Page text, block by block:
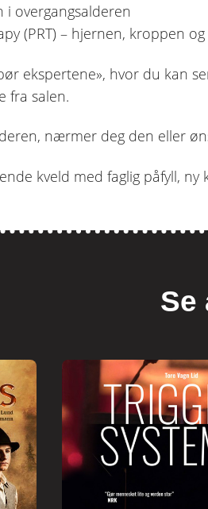
i overgangsalderen
(PRT) – hjernen, kroppen
ekspertene», hvor du kan
fra salen.
nærmer deg den eller
kveld med faglig påfyll,
Se